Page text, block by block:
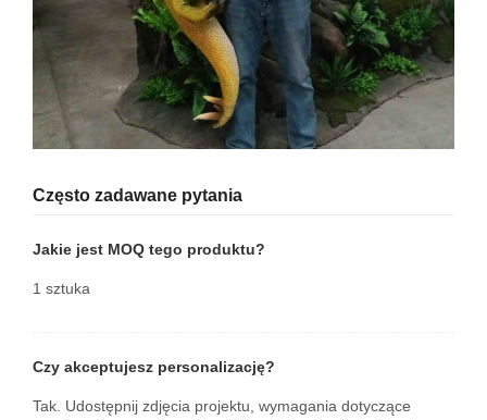
Często zadawane pytania
Jakie jest MOQ tego produktu?
1 sztuka
Czy akceptujesz personalizację?
Tak. Udostępnij zdjęcia projektu, wymagania dotyczące